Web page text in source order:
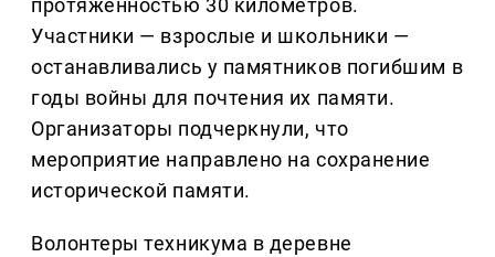
протяженностью 30 километров.
Участники — взрослые и школьники —
останавливались у памятников погибшим в
годы войны для почтения их памяти.
Организаторы подчеркнули, что
мероприятие направлено на сохранение
исторической памяти.
Волонтеры техникума в деревне